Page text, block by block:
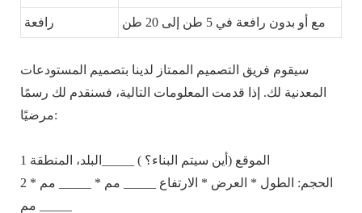
رافعة مع أو بدون رافعة في 5 طن إلى 20 طن
سيقوم فريق التصميم الممتاز لدينا بتصميم المستودعات
المعدنية لك. إذا قدمت المعلومات التالية، فسنقدم لك رسمًا
مرضيًا:
1 الموقع (أين سيتم البناء؟ ) _____البلد، المنطقة
2 الحجم: الطول * العرض * الارتفاع _____ مم * _____ مم *
_____ مم